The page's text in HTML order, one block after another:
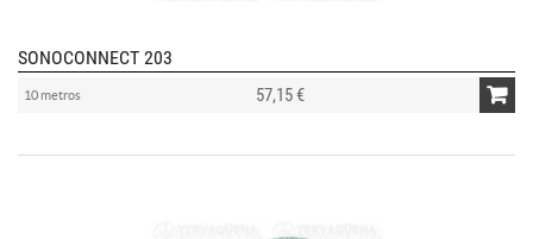
SONOCONNECT 203
10 metros 57,15 €